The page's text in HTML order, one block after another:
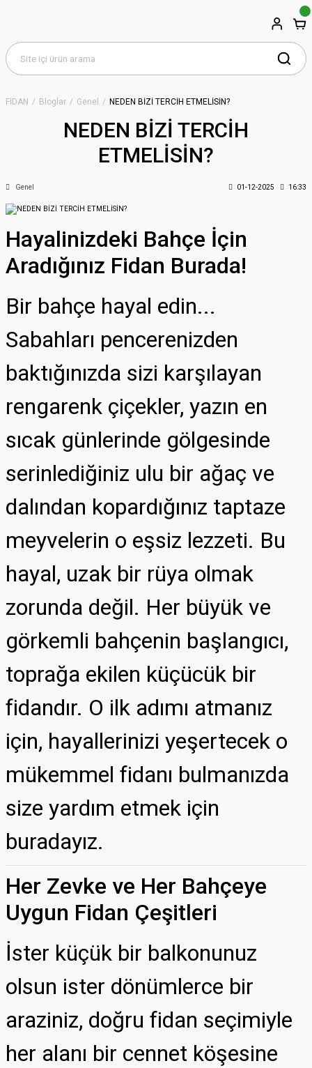
FİDAN Bloglar Genel NEDEN BİZİ TERCİH ETMELİSİN?
NEDEN BİZİ TERCİH
ETMELİSİN?
Genel 01-12-2025 16:33
Hayalinizdeki Bahçe İçin
Aradığınız Fidan Burada!
Bir bahçe hayal edin...
Sabahları pencerenizden
baktığınızda sizi karşılayan
rengarenk çiçekler, yazın en
sıcak günlerinde gölgesinde
serinlediğiniz ulu bir ağaç ve
dalından kopardığınız taptaze
meyvelerin o eşsiz lezzeti. Bu
hayal, uzak bir rüya olmak
zorunda değil. Her büyük ve
görkemli bahçenin başlangıcı,
toprağa ekilen küçücük bir
fidandır. O ilk adımı atmanız
için, hayallerinizi yeşertecek o
mükemmel fidanı bulmanızda
size yardım etmek için
buradayız.
Her Zevke ve Her Bahçeye
Uygun Fidan Çeşitleri
İster küçük bir balkonunuz
olsun ister dönümlerce bir
araziniz, doğru fidan seçimiyle
her alanı bir cennet köşesine